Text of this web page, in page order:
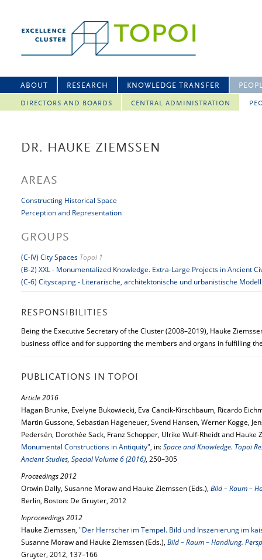
ABOUT RESEARCH KNOWLEDGE TRANSFER
DIRECTORS AND BOARDS CENTRAL ADMINISTRATION
DR. HAUKE ZIEMSSEN
AREAS
Constructing Historical Space
Perception and Representation
GROUPS
(C-IV) City Spaces Topoi 1
(B-2) XXL - Monumentalized Knowledge. Extra-Large Projects in Ancient
(C-6) Cityscaping - Literarische, architektonische und urbanistische
RESPONSIBILITIES
Being the Executive Secretary of the Cluster (2008–2019), Hauke
business office and for supporting the members and organs in fulfilling
PUBLICATIONS IN TOPOI
Article 2016
Hagan Brunke, Evelyne Bukowiecki, Eva Cancik-Kirschbaum, Ricardo
Martin Gussone, Sebastian Hageneuer, Svend Hansen, Werner Kogge,
Pedersén, Dorothée Sack, Franz Schopper, Ulrike Wulf-Rheidt and Hauke
Monumental Constructions in Antiquity", in:Space and Knowledge. Topoi
Ancient Studies, Special Volume 6 (2016), 250–305
Proceedings 2012
Ortwin Dally, Susanne Moraw and Hauke Ziemssen (Eds.), Bild – Raum –
Berlin, Boston: De Gruyter, 2012
Inproceedings 2012
Hauke Ziemssen, "Der Herrscher im Tempel. Bild und Inszenierung im
Susanne Moraw and Hauke Ziemssen (Eds.), Bild – Raum – Handlung.
Gruyter, 2012, 137–166